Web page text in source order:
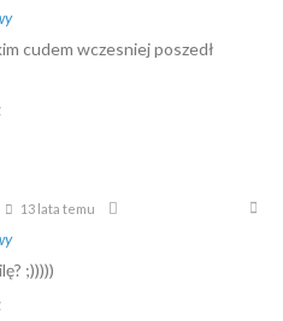
cudem wczesniej poszedł
13 lata temu
;)))))